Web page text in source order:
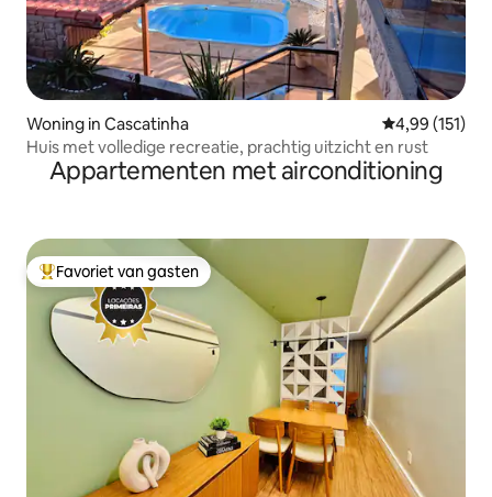
Woning in Cascatinha Gemiddelde
4,99 (151)
Huis met volledige recreatie, prachtig uitzicht en rust
Appartementen met airconditioning
Topfavoriet van gasten
Favoriet van gasten